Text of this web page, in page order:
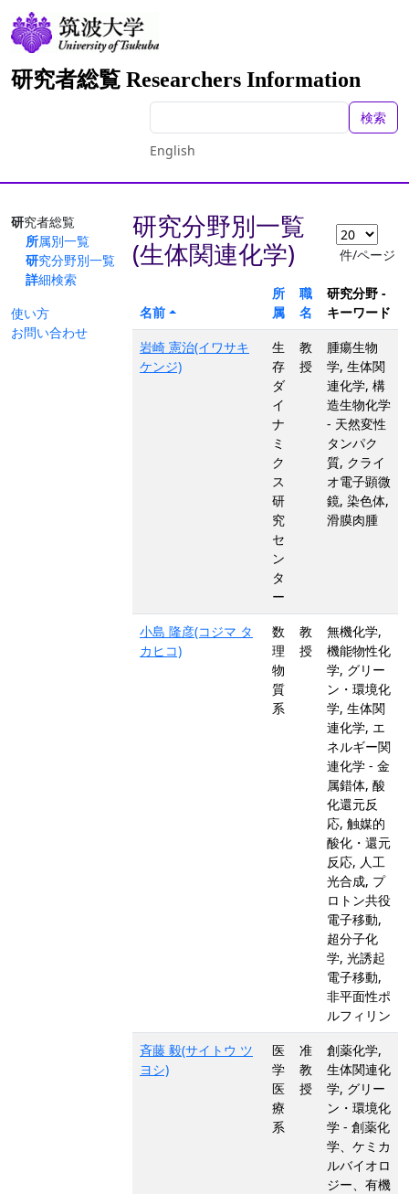
研究者総覧 Researchers Information
検索
English
研究者総覧
所属別一覧
研究分野別一覧
詳細検索
使い方
お問い合わせ
研究分野別一覧
(生体関連化学)
件/ページ
名前
所
属
職
名
研究分野 -
キーワード
岩崎 憲治(イワサキ
ケンジ)
生
存
ダ
イ
ナ
ミ
ク
ス
研
究
セ
ン
タ
ー
教
授
腫瘍生物
学, 生体関
連化学, 構
造生物化学
- 天然変性
タンパク
質, クライ
オ電子顕微
鏡, 染色体,
滑膜肉腫
小島 隆彦(コジマ タ
カヒコ)
数
理
物
質
系
教
授
無機化学,
機能物性化
学, グリー
ン・環境化
学, 生体関
連化学, エ
ネルギー関
連化学 - 金
属錯体, 酸
化還元反
応, 触媒的
酸化・還元
反応, 人工
光合成, プ
ロトン共役
電子移動,
超分子化
学, 光誘起
電子移動,
非平面性ポ
ルフィリン
斉藤 毅(サイトウ ツ
ヨシ)
医
学
医
療
系
准
教
授
創薬化学,
生体関連化
学, グリー
ン・環境化
学 - 創薬化
学、ケミカ
ルバイオロ
ジー、有機